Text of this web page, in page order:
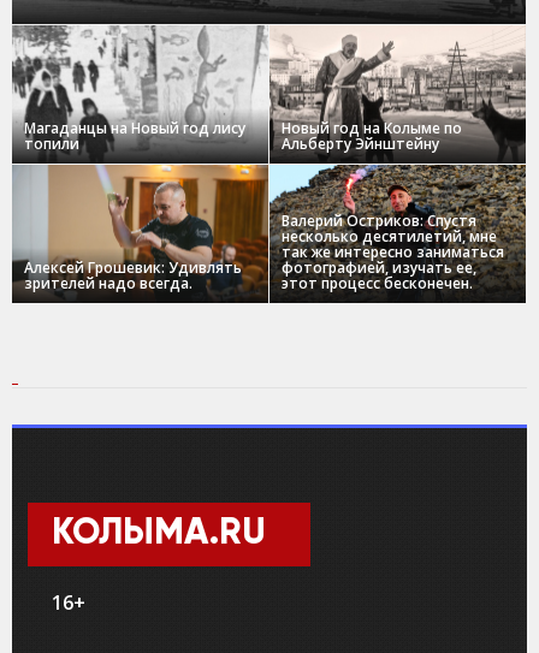
Магаданцы на Новый год лису
топили
Новый год на Колыме по
Альберту Эйнштейну
Алексей Грошевик: Удивлять
зрителей надо всегда.
Валерий Остриков: Спустя
несколько десятилетий, мне
так же интересно заниматься
фотографией, изучать ее,
этот процесс бесконечен.
КОЛЫМА.RU
16+